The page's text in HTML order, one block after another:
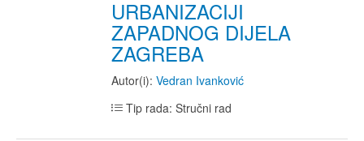
URBANIZACIJI
ZAPADNOG DIJELA
ZAGREBA
Autor(i): Vedran Ivanković
Tip rada: Stručni rad